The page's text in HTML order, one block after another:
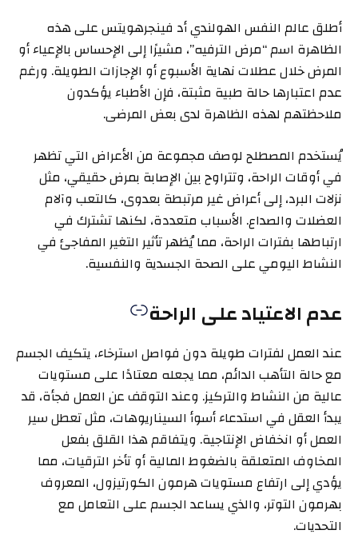
أطلق عالم النفس الهولندي أد فينجرهويتس على هذه
الظاهرة اسم “مرض الترفيه”، مشيرًا إلى الإحساس بالإعياء أو
المرض خلال عطلات نهاية الأسبوع أو الإجازات الطويلة. ورغم
عدم اعتبارها حالة طبية مثبتة، فإن الأطباء يؤكدون
ملاحظتهم لهذه الظاهرة لدى بعض المرضى.
يُستخدم المصطلح لوصف مجموعة من الأعراض التي تظهر
في أوقات الراحة، وتتراوح بين الإصابة بمرض حقيقي، مثل
نزلات البرد، إلى أعراض غير مرتبطة بعدوى، كالتعب وآلام
العضلات والصداع. الأسباب متعددة، لكنها تشترك في
ارتباطها بفترات الراحة، مما يُظهر تأثير التغير المفاجئ في
النشاط اليومي على الصحة الجسدية والنفسية.
عدم الاعتياد على الراحة
عند العمل لفترات طويلة دون فواصل استرخاء، يتكيف الجسم
مع حالة التأهب الدائم، مما يجعله معتادًا على مستويات
عالية من النشاط والتركيز. وعند التوقف عن العمل فجأة، قد
يبدأ العقل في استدعاء أسوأ السيناريوهات، مثل تعطل سير
العمل أو انخفاض الإنتاجية. ويتفاقم هذا القلق بفعل
المخاوف المتعلقة بالضغوط المالية أو تأخر الترقيات، مما
يؤدي إلى ارتفاع مستويات هرمون الكورتيزول، المعروف
بهرمون التوتر، والذي يساعد الجسم على التعامل مع
التحديات.